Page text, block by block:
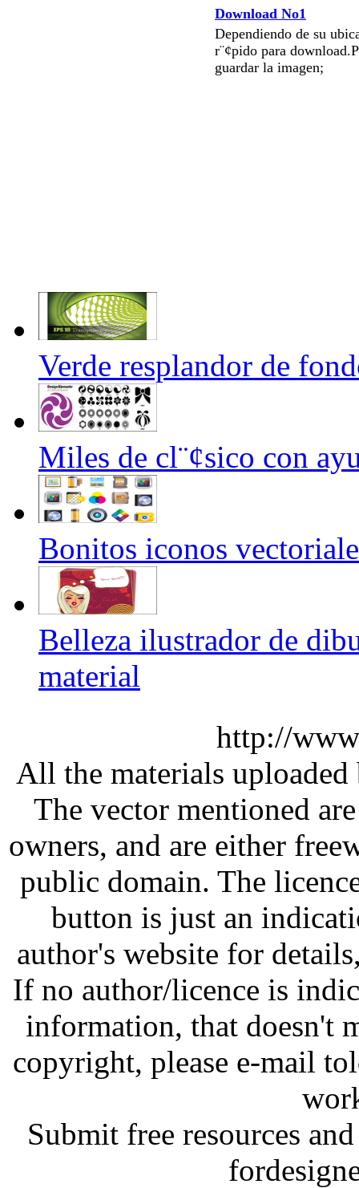
Download No1
Dependiendo de su
r¨¢pido para
guardar la imagen;
Verde resplandor de
Miles de cl¨¢sico con
Bonitos iconos
Belleza ilustrador de
material
http://
All the materials
The vector mentioned
owners, and are either
public domain. The
button is just an
author's website for
If no author/licence is
information, that doesn't
copyright, please e-mail
Submit free resources